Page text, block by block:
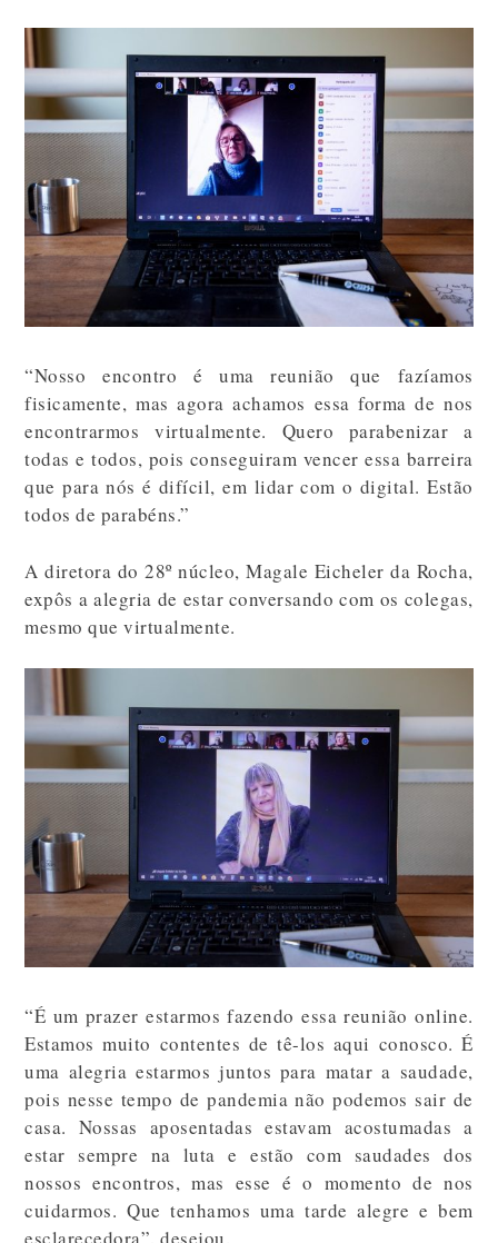
“Nosso encontro é uma reunião que fazíamos
fisicamente, mas agora achamos essa forma de nos
encontrarmos virtualmente. Quero parabenizar a
todas e todos, pois conseguiram vencer essa barreira
que para nós é difícil, em lidar com o digital. Estão
todos de parabéns.”
A diretora do 28º núcleo, Magale Eicheler da Rocha,
expôs a alegria de estar conversando com os colegas,
mesmo que virtualmente.
“É um prazer estarmos fazendo essa reunião online.
Estamos muito contentes de tê-los aqui conosco. É
uma alegria estarmos juntos para matar a saudade,
pois nesse tempo de pandemia não podemos sair de
casa. Nossas aposentadas estavam acostumadas a
estar sempre na luta e estão com saudades dos
nossos encontros, mas esse é o momento de nos
cuidarmos. Que tenhamos uma tarde alegre e bem